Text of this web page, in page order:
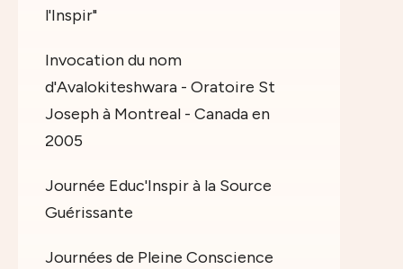
l'Inspir"
Invocation du nom
d'Avalokiteshwara - Oratoire St
Joseph à Montreal - Canada en
2005
Journée Educ'Inspir à la Source
Guérissante
Journées de Pleine Conscience